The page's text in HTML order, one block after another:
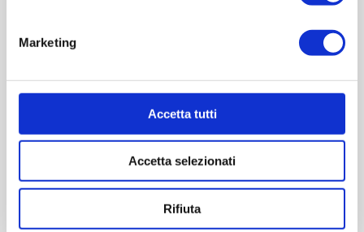
Marketing
Accetta tutti
Accetta selezionati
Rifiuta